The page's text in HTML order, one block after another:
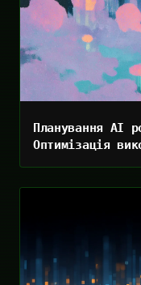
Планування AI
Оптимізація